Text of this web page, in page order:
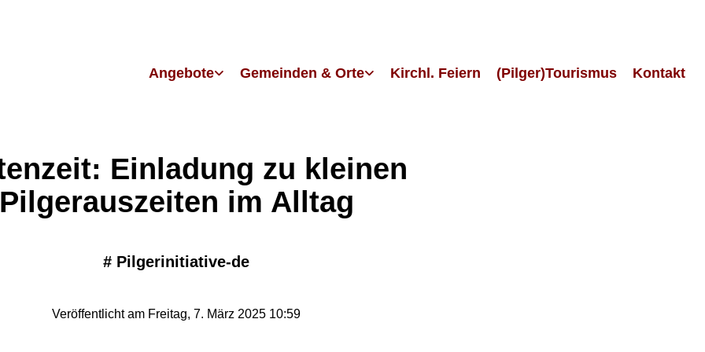
Angebote Gemeinden & Orte Kirchl. Feiern (Pilger)Tourismus Kontakt
Einladung zu kleinen
im Alltag
# Pilgerinitiative-de
Veröffentlicht am Freitag, 7. März 2025 10:59